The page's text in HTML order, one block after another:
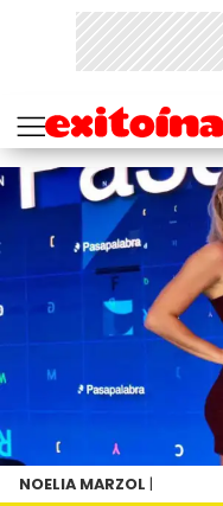
NOELIA MARZOL |